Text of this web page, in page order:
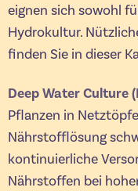
eignen sich sowohl
Hydrokultur.
finden Sie in dieser
Deep Water Culture
Pflanzen in
Nährstofflösung
kontinuierliche
Nährstoffen bei